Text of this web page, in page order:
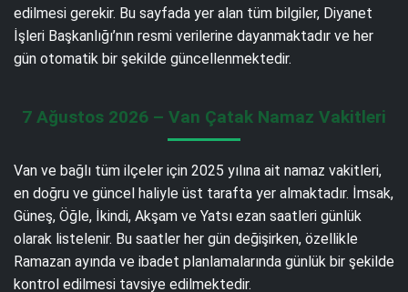
edilmesi gerekir. Bu sayfada yer alan tüm bilgiler, Diyanet
İşleri Başkanlığı’nın resmi verilerine dayanmaktadır ve her
gün otomatik bir şekilde güncellenmektedir.
7 Ağustos 2026 – Van Çatak Namaz Vakitleri
Van ve bağlı tüm ilçeler için 2025 yılına ait namaz vakitleri,
en doğru ve güncel haliyle üst tarafta yer almaktadır. İmsak,
Güneş, Öğle, İkindi, Akşam ve Yatsı ezan saatleri günlük
olarak listelenir. Bu saatler her gün değişirken, özellikle
Ramazan ayında ve ibadet planlamalarında günlük bir şekilde
kontrol edilmesi tavsiye edilmektedir.